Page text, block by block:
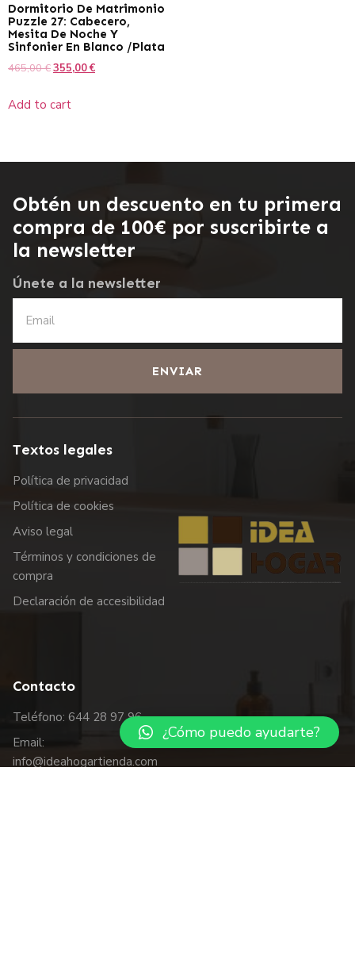
Dormitorio De Matrimonio
Puzzle 27: Cabecero,
Mesita De Noche Y
Sinfonier En Blanco /Plata
465,00€355,00€
Add to cart
Obtén un descuento en tu primera
compra de 100€ por suscribirte a
la newsletter
Únete a la newsletter
ENVIAR
Textos legales
Política de privacidad
Política de cookies
Aviso legal
Términos y condiciones de
compra
Declaración de accesibilidad
Contacto
Teléfono: 644 28 97 96
Email:
info@ideahogartienda.com
¿Cómo puedo ayudarte?